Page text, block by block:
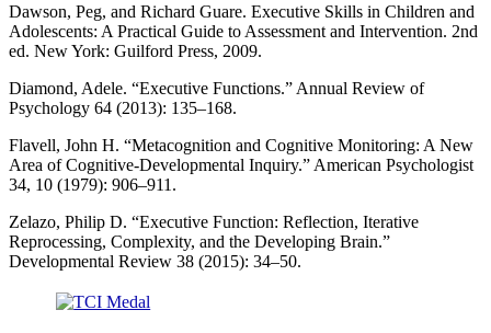
Dawson, Peg, and Richard Guare. Executive Skills in Children and
Adolescents: A Practical Guide to Assessment and Intervention. 2nd
ed. New York: Guilford Press, 2009.
Diamond, Adele. “Executive Functions.” Annual Review of
Psychology 64 (2013): 135–168.
Flavell, John H. “Metacognition and Cognitive Monitoring: A New
Area of Cognitive-Developmental Inquiry.” American Psychologist
34, 10 (1979): 906–911.
Zelazo, Philip D. “Executive Function: Reflection, Iterative
Reprocessing, Complexity, and the Developing Brain.”
Developmental Review 38 (2015): 34–50.